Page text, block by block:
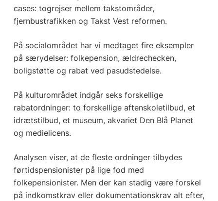
cases: togrejser mellem takstområder,
fjernbustrafikken og Takst Vest reformen.
På socialområdet har vi medtaget fire eksempler
på særydelser: folkepension, ældrechecken,
boligstøtte og rabat ved pasudstedelse.
På kulturområdet indgår seks forskellige
rabatordninger: to forskellige aftenskoletilbud, et
idrætstilbud, et museum, akvariet Den Blå Planet
og medielicens.
Analysen viser, at de fleste ordninger tilbydes
førtidspensionister på lige fod med
folkepensionister. Men der kan stadig være forskel
på indkomstkrav eller dokumentationskrav alt efter,